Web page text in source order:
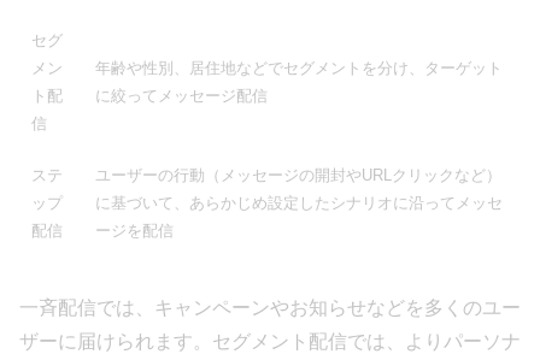
セグ
メン
ト配
信
年齢や性別、居住地などでセグメントを分け、ターゲット
に絞ってメッセージ配信
ステ
ップ
配信
ユーザーの行動（メッセージの開封やURLクリックなど）
に基づいて、あらかじめ設定したシナリオに沿ってメッセ
ージを配信
一斉配信では、キャンペーンやお知らせなどを多くのユー
ザーに届けられます。セグメント配信では、よりパーソナ